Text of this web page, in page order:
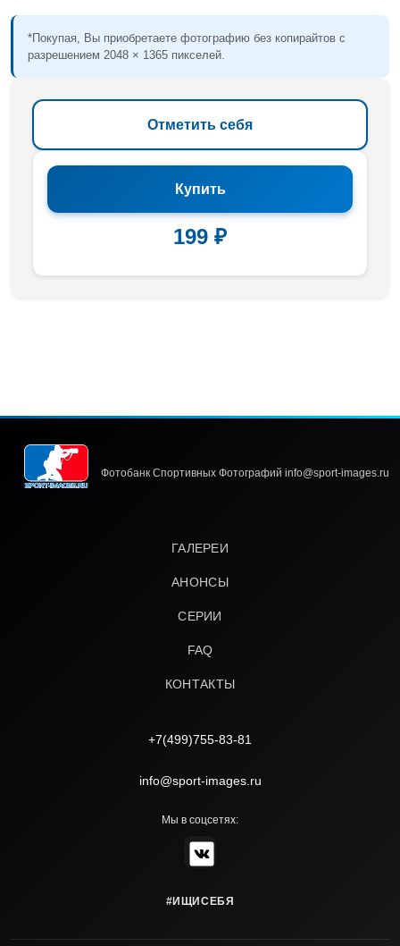
*Покупая, Вы приобретаете фотографию без копирайтов с
разрешением 2048 × 1365 пикселей.
Отметить себя
Купить
199 ₽
Фотобанк Спортивных Фотографий info@sport-images.ru
ГАЛЕРЕИ
АНОНСЫ
СЕРИИ
FAQ
КОНТАКТЫ
+7(499)755-83-81
info@sport-images.ru
Мы в соцсетях:
#ИЩИСЕБЯ